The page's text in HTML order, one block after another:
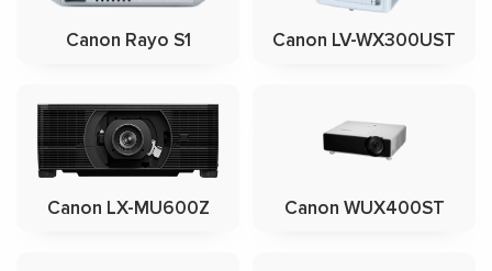
Canon Rayo S1 Canon LV-WX300UST
Canon LX-MU600Z Canon WUX400ST